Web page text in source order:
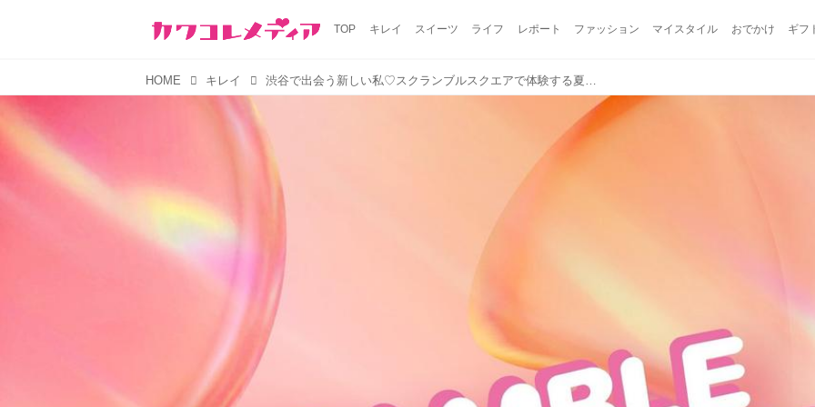
TOP キレイ スイーツ ライフ レポート ファッション マイスタイル おでかけ ギフ
HOME キレイ 渋谷で出会う新しい私♡スクランブルスクエアで体験する夏の最旬美容イベント